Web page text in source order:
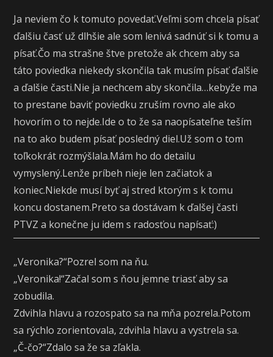
teba
všetko
zlato(5.časť)
Ja neviem čo k tomuto povedať.Veľmi som chcela písať
ďalšiu časť už dlhšie ale som lenivá sadnúť si k tomu a
písať.Čo ma strašne štve pretože ak chcem aby sa
táto poviedka niekedy skončila tak musím písať ďalšie
a ďalšie časti.Nie ja nechcem aby skončila…kebyže ma
to prestane baviť poviedku zruším rovno ale ako
hovorím o to nejde.Ide o to že sa naopísateľne teším
na to ako budem písať posledný diel.Už som o tom
toľkokrát rozmýšlala.Mám ho do detailu
vymyslený.Lenže príbeh nieje len začiatok a
koniec.Niekde musí byť aj stred ktorým s k tomu
koncu dostanem.Preto sa dostávam k ďalšej časti
PTVZ a konečne ju idem s radosťou napísať:)
„Veronika?“Pozrel som na ňu.
„Veronika!“Začal som s ňou jemne triasť aby sa
zobudila.
Zdvihla hlavu a rozospato sa na mňa pozrela.Potom
sa rýchlo zorientovala, zdvihla hlavu a vystrela sa.
„Č-čo?“Zdalo sa že sa zľakla.